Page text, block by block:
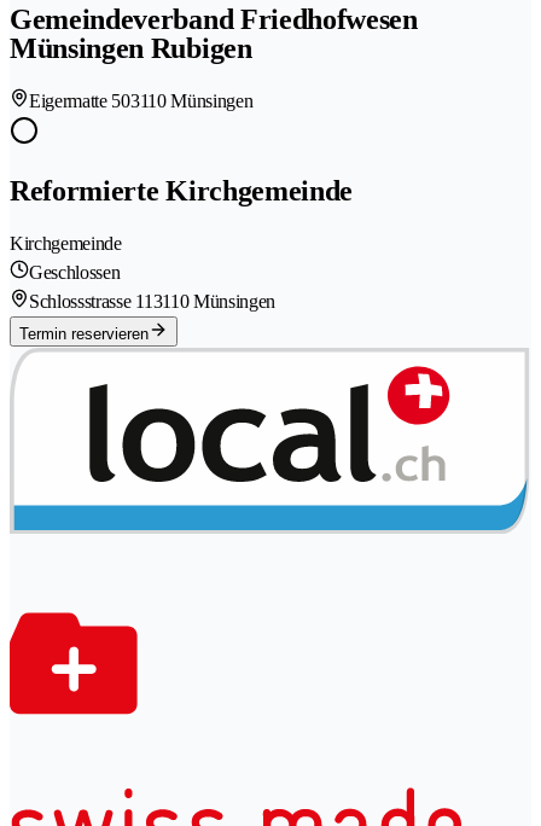
Gemeindeverband Friedhofwesen
Münsingen Rubigen
Eigermatte 503110 Münsingen
Reformierte Kirchgemeinde
Kirchgemeinde
Geschlossen
Schlossstrasse 113110 Münsingen
Termin reservieren